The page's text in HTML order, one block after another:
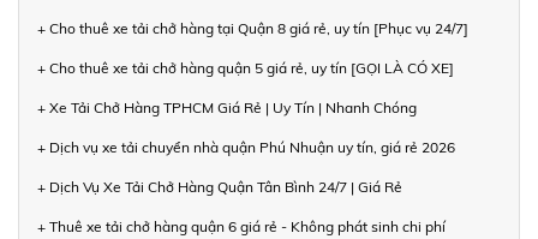
+ Cho thuê xe tải chở hàng tại Quận 8 giá rẻ, uy tín [Phục vụ 24/7]
+ Cho thuê xe tải chở hàng quận 5 giá rẻ, uy tín [GỌI LÀ CÓ XE]
+ Xe Tải Chở Hàng TPHCM Giá Rẻ | Uy Tín | Nhanh Chóng
+ Dịch vụ xe tải chuyển nhà quận Phú Nhuận uy tín, giá rẻ 2026
+ Dịch Vụ Xe Tải Chở Hàng Quận Tân Bình 24/7 | Giá Rẻ
+ Thuê xe tải chở hàng quận 6 giá rẻ - Không phát sinh chi phí